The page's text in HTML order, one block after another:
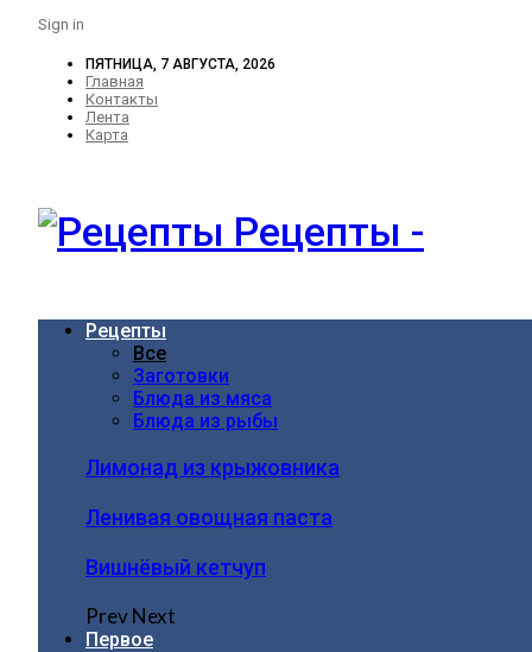
Sign in
ПЯТНИЦА, 7 АВГУСТА, 2026
Главная
Контакты
Лента
Карта
Рецепты -
Рецепты
Все
Заготовки
Блюда из мяса
Блюда из рыбы
Лимонад из крыжовника
Ленивая овощная паста
Вишнёвый кетчуп
PrevNext
Первое